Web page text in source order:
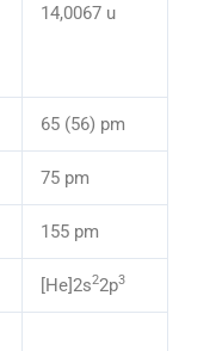
14,0067 u
65 (56) pm
75 pm
155 pm
[He]2s22p3